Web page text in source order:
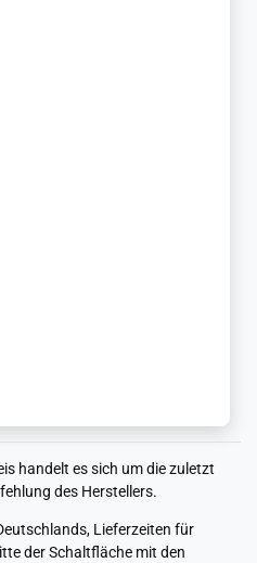
handelt es sich um die zuletzt
des Herstellers.
Lieferzeiten für
der Schaltfläche mit den